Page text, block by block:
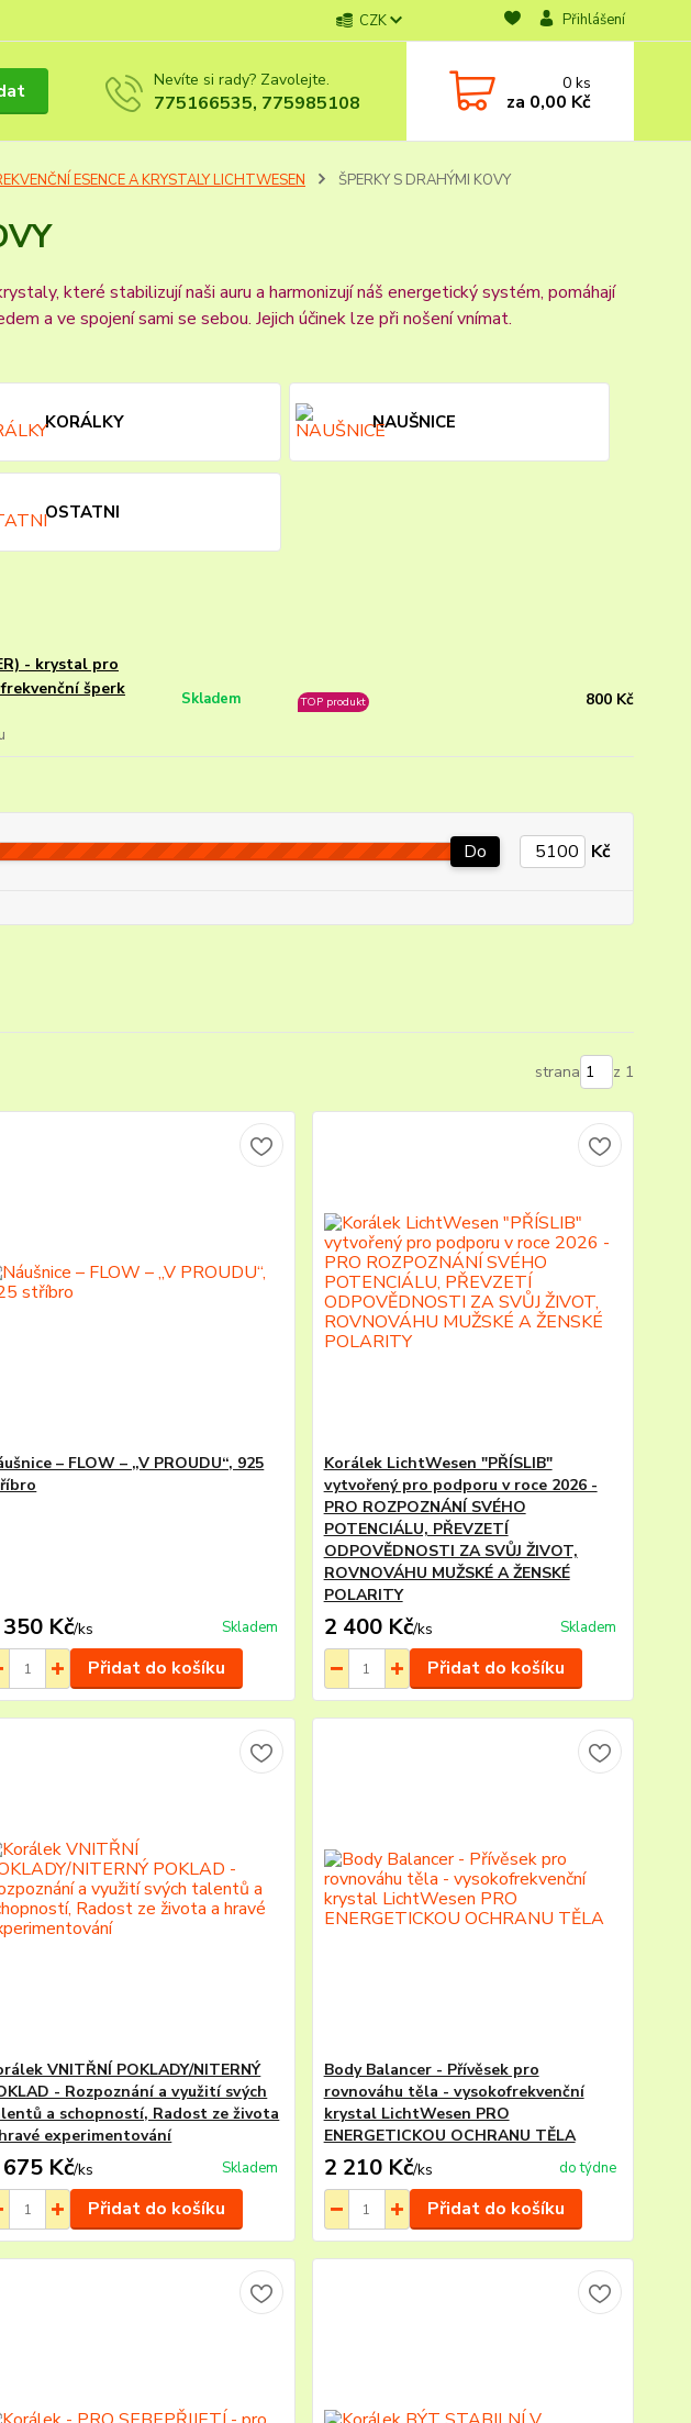
CZK Přihlášení
Nevíte si rady? Zavolejte.
775166535, 775985108
0ks
za 0,00 Kč
ESENCE A KRYSTALY LICHTWESEN ŠPERKY S DRAHÝMI KOVY
které stabilizují naši auru a harmonizují náš energetický systém, pomáhají
a ve spojení sami se sebou. Jejich účinek lze při nošení vnímat.
KORÁLKY NAUŠNICE
OSTATNI
- krystal pro
šperk
Skladem TOP produkt 800 Kč
Do Kč
strana z 1
– FLOW – „V PROUDU“, 925
Kč/ks Skladem
Přidat do košíku
Korálek LichtWesen "PŘÍSLIB"
vytvořený pro podporu v roce 2026 -
PRO ROZPOZNÁNÍ SVÉHO
POTENCIÁLU, PŘEVZETÍ
ODPOVĚDNOSTI ZA SVŮJ ŽIVOT,
ROVNOVÁHU MUŽSKÉ A ŽENSKÉ
POLARITY
2 400 Kč/ks Skladem
Přidat do košíku
VNITŘNÍ POKLADY/NITERNÝ
- Rozpoznání a využití svých
a schopností, Radost ze života
experimentování
Kč/ks Skladem
Přidat do košíku
Body Balancer - Přívěsek pro
rovnováhu těla - vysokofrekvenční
krystal LichtWesen PRO
ENERGETICKOU OCHRANU TĚLA
2 210 Kč/ks do týdne
Přidat do košíku